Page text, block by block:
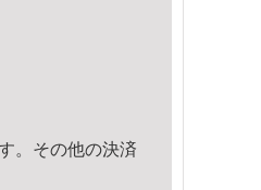
。その他の決済